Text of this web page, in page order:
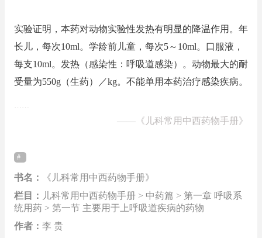
实验证明，本药对动物实验性发热有明显的降温作用。年
长儿，每次10ml。学龄前儿童，每次5～10ml。口服液，
每支10ml。发热（感染性：呼吸道感染）。动物最大的耐
受量为550g（生药）／kg。不能单用本药治疗感染疾病。
—— 《儿科常用中西药物手册》
书名：
《儿科常用中西药物手册》
栏目： 儿科常用中西药物手册 > 中药篇 > 第一章 呼吸系
统用药 > 第一节 主要用于上呼吸道疾病的药物
作者： 李 贵